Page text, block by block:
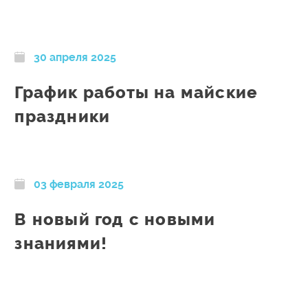
30 апреля 2025
График работы на майские
праздники
03 февраля 2025
В новый год с новыми
знаниями!